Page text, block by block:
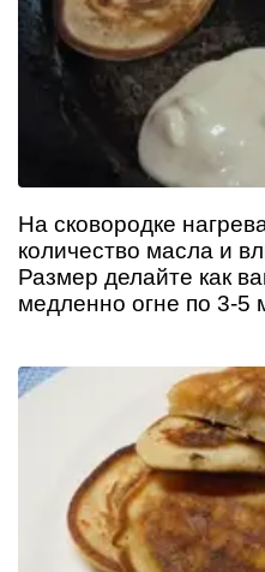
На сковородке
количество масла и
Размер делайте как
медленно огне по 3-5